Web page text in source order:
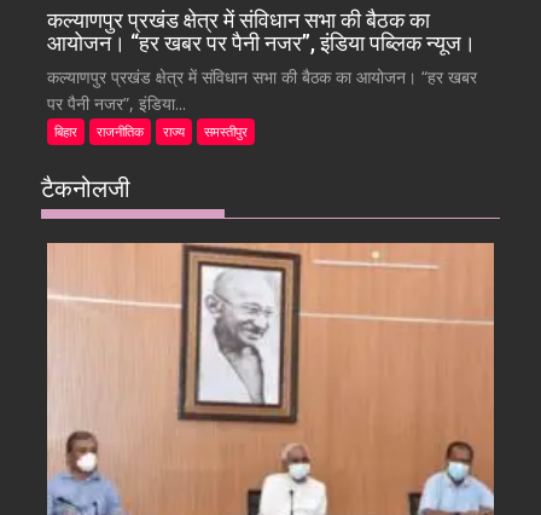
कल्याणपुर प्रखंड क्षेत्र में संविधान सभा की बैठक का
आयोजन। “हर खबर पर पैनी नजर”, इंडिया पब्लिक न्यूज।
कल्याणपुर प्रखंड क्षेत्र में संविधान सभा की बैठक का आयोजन। “हर खबर
पर पैनी नजर”, इंडिया...
बिहार राजनीतिक राज्य समस्तीपुर
टैकनोलजी